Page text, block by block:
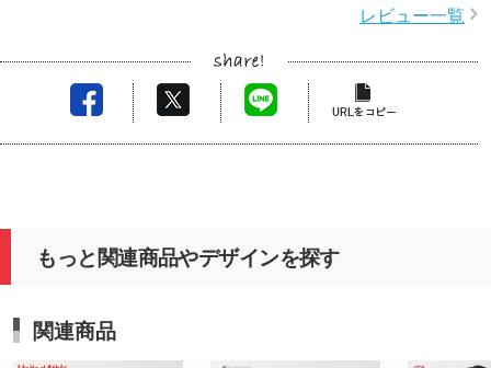
レビュー一覧
もっと関連商品やデザインを探す
関連商品